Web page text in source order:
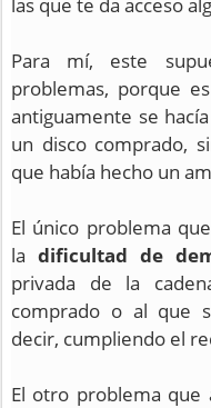
Para mí, este
problemas, porque
antiguamente se
un disco comprado,
que había hecho un
El único problema
la dificultad de
privada de la
comprado o al que
decir, cumpliendo el
El otro problema que